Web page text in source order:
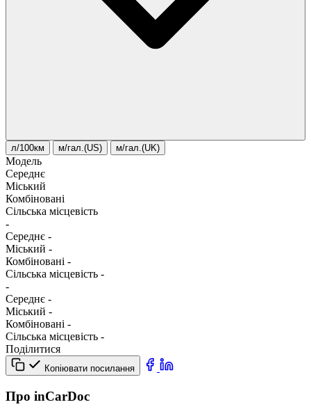
л/100км м/гал.(US) м/гал.(UK)
Модель
Середнє
Міський
Комбіновані
Сільська місцевість
-
Середнє -
Міський -
Комбіновані -
Сільська місцевість -
-
Середнє -
Міський -
Комбіновані -
Сільська місцевість -
Поділитися
Копіювати посилання
Про inCarDoc